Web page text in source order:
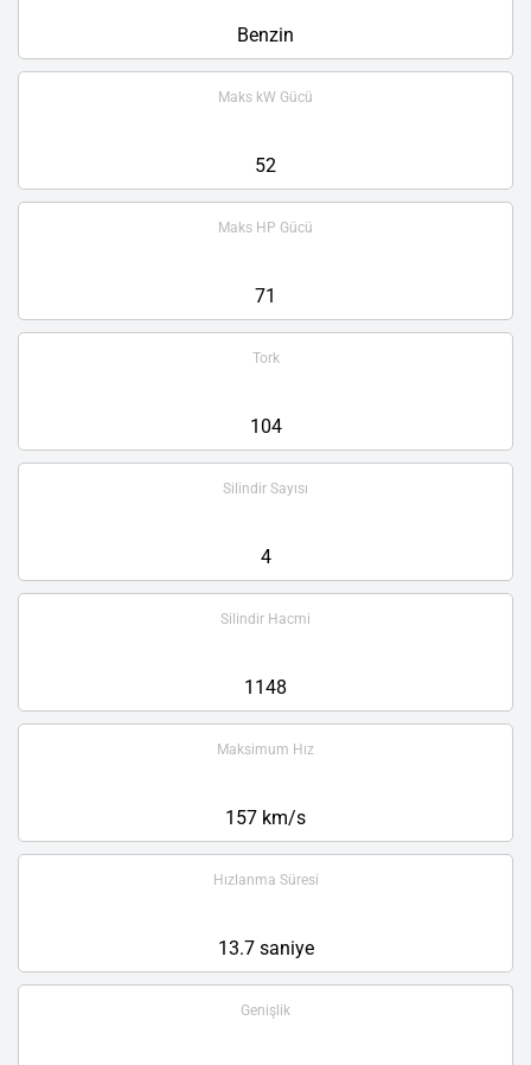
Benzin
Maks kW Gücü
52
Maks HP Gücü
71
Tork
104
Silindir Sayısı
4
Silindir Hacmi
1148
Maksimum Hız
157 km/s
Hızlanma Süresi
13.7 saniye
Genişlik